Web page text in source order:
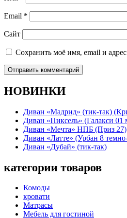
Email *
Сайт
Сохранить моё имя, email и
НОВИНКИ
Диван «Мадрид» (тик-так)
Диван «Пиксель» (Галакси
Диван «Мечта» НПБ (Приз 27)
Диван «Латте» (Урбан 8
Диван «Дубай» (тик-так)
категории товаров
Комоды
кровати
Матрасы
Мебель для гостиной